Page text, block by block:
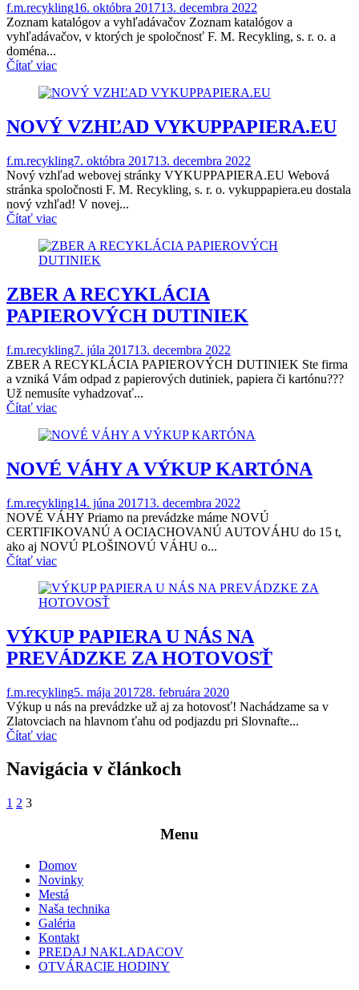
f.m.recykling16. októbra 201713. decembra 2022
Zoznam katalógov a vyhľadávačov Zoznam katalógov a
vyhľadávačov, v ktorých je spoločnosť F. M. Recykling, s. r. o. a
doména...
Čítať viac
NOVÝ VZHĽAD VYKUPPAPIERA.EU
f.m.recykling7. októbra 201713. decembra 2022
Nový vzhľad webovej stránky VYKUPPAPIERA.EU Webová
stránka spoločnosti F. M. Recykling, s. r. o. vykuppapiera.eu dostala
nový vzhľad! V novej...
Čítať viac
ZBER A RECYKLÁCIA
PAPIEROVÝCH DUTINIEK
f.m.recykling7. júla 201713. decembra 2022
ZBER A RECYKLÁCIA PAPIEROVÝCH DUTINIEK Ste firma
a vzniká Vám odpad z papierových dutiniek, papiera či kartónu???
Už nemusíte vyhadzovať...
Čítať viac
NOVÉ VÁHY A VÝKUP KARTÓNA
f.m.recykling14. júna 201713. decembra 2022
NOVÉ VÁHY Priamo na prevádzke máme NOVÚ
CERTIFIKOVANÚ A OCIACHOVANÚ AUTOVÁHU do 15 t,
ako aj NOVÚ PLOŠINOVÚ VÁHU o...
Čítať viac
VÝKUP PAPIERA U NÁS NA
PREVÁDZKE ZA HOTOVOSŤ
f.m.recykling5. mája 201728. februára 2020
Výkup u nás na prevádzke už aj za hotovosť! Nachádzame sa v
Zlatovciach na hlavnom ťahu od podjazdu pri Slovnafte...
Čítať viac
Navigácia v článkoch
1 2 3
Menu
Domov
Novinky
Mestá
Naša technika
Galéria
Kontakt
PREDAJ NAKLADACOV
OTVÁRACIE HODINY